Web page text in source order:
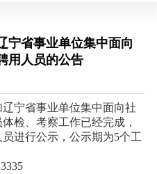
宁省事业单位集中面向
用人员的公告
辽宁省事业单位集中面向社
体检、考察工作已经完成，
进行公示，公示期为5个工